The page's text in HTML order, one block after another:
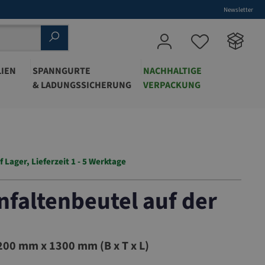
Newsletter
SPANNGURTE
& LADUNGSSICHERUNG
NACHHALTIGE
VERPACKUNG
Lager, Lieferzeit 1 - 5 Werktage
auf der
mm x 1300 mm (B x T x L)